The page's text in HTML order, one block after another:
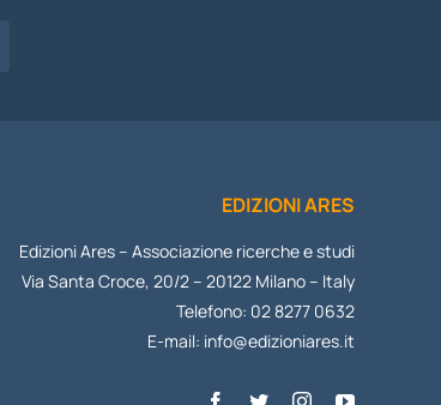
EDIZIONI ARES
Edizioni Ares – Associazione ricerche e studi
Via Santa Croce, 20/2 – 20122 Milano – Italy
Telefono: 02 8277 0632
E-mail: info@edizioniares.it